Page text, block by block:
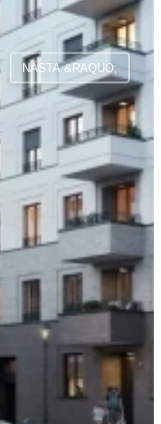
NÄSTA &RAQUO;